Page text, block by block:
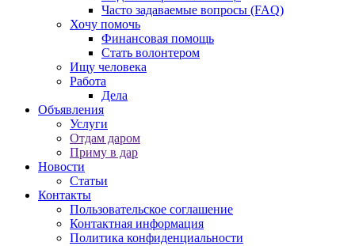
Часто задаваемые вопросы (FAQ)
Хочу помочь
Финансовая помощь
Стать волонтером
Ищу человека
Работа
Дела
Объявления
Услуги
Отдам даром
Приму в дар
Новости
Статьи
Контакты
Пользовательское соглашение
Контактная информация
Политика конфиденциальности